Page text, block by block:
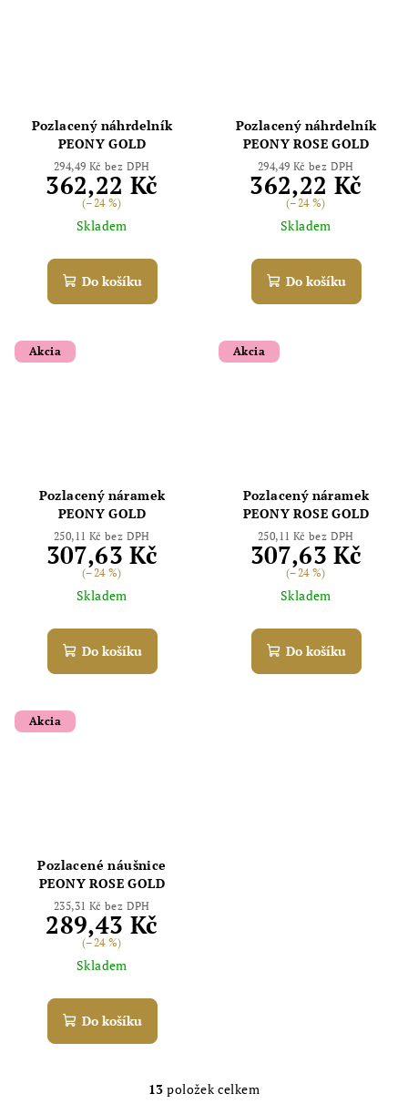
Pozlacený náhrdelník
PEONY GOLD
294,49 Kč bez DPH
362,22 Kč
(–24 %)
Skladem
Do košíku
Pozlacený náhrdelník
PEONY ROSE GOLD
294,49 Kč bez DPH
362,22 Kč
(–24 %)
Skladem
Do košíku
Akcia
Pozlacený náramek
PEONY GOLD
250,11 Kč bez DPH
307,63 Kč
(–24 %)
Skladem
Do košíku
Akcia
Pozlacený náramek
PEONY ROSE GOLD
250,11 Kč bez DPH
307,63 Kč
(–24 %)
Skladem
Do košíku
Akcia
Pozlacené náušnice
PEONY ROSE GOLD
235,31 Kč bez DPH
289,43 Kč
(–24 %)
Skladem
Do košíku
O
13 položek celkem
Powered by chaterimo